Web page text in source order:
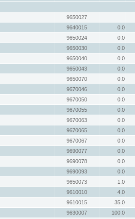
9650027
9640015
0.0
9650024
0.0
9650030
0.0
9650040
0.0
9650043
0.0
9650070
0.0
9670046
0.0
9670050
0.0
9670055
0.0
9670063
0.0
9670065
0.0
9670067
0.0
9690077
0.0
9690078
0.0
9690093
0.0
9650073
1.0
9610010
4.0
9610015
35.0
9630007
100.0